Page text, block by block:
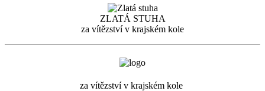
ZLATÁ STUHA
za vítězství v krajském kole
za vítězství v krajském kole